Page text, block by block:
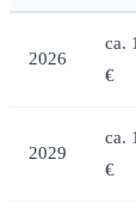
2026
ca.
€
2029
ca.
€